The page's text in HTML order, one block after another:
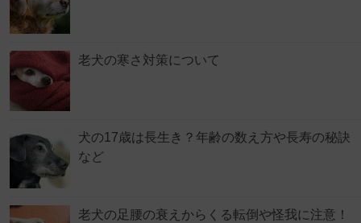
老犬の寒さ対策について
犬の17歳は長生き？年齢の数え方や長寿の秘訣
など
老犬の足腰の衰えからくる転倒や怪我に注意！